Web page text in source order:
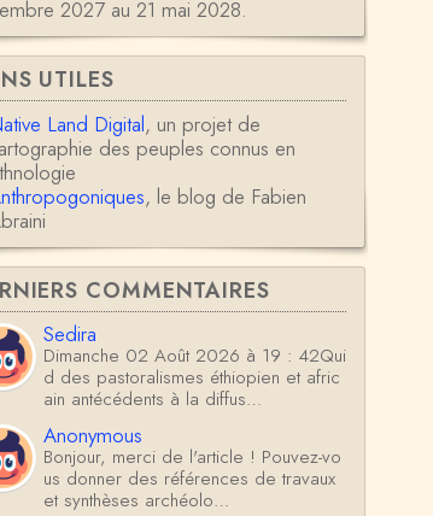
2027 au 21 mai 2028.
UTILES
Land Digital, un projet de
des peuples connus en
, le blog de Fabien
COMMENTAIRES
Sedira
Dimanche 02 Août 2026 à 19 : 42Qui
d des pastoralismes éthiopien et afric
ain antécédents à la diffus…
Anonymous
Bonjour, merci de l'article ! Pouvez-vo
us donner des références de travaux
et synthèses archéolo…